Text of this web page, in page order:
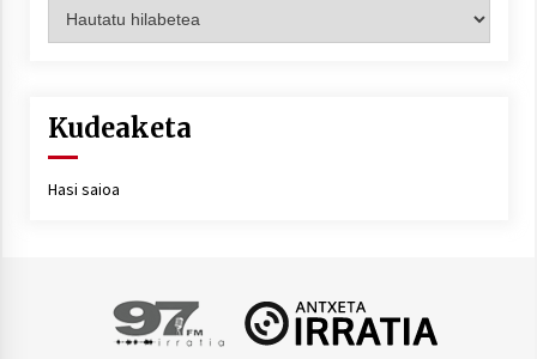
Kudeaketa
Hasi saioa